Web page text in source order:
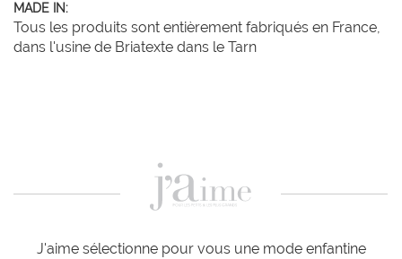
MADE IN:
Tous les produits sont entièrement fabriqués en France,
dans l'usine de Briatexte dans le Tarn
J'aime sélectionne pour vous une mode enfantine